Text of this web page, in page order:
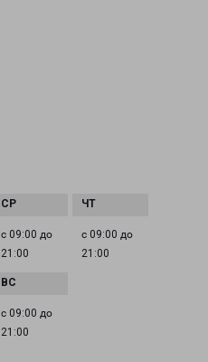
с 09:00 до
21:00
с 09:00 до
21:00
с 09:00 до
21:00